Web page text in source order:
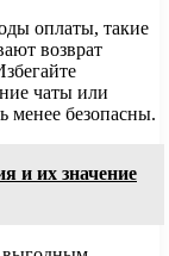
оплаты, такие
возврат
чаты или
менее безопасны.
и их значение